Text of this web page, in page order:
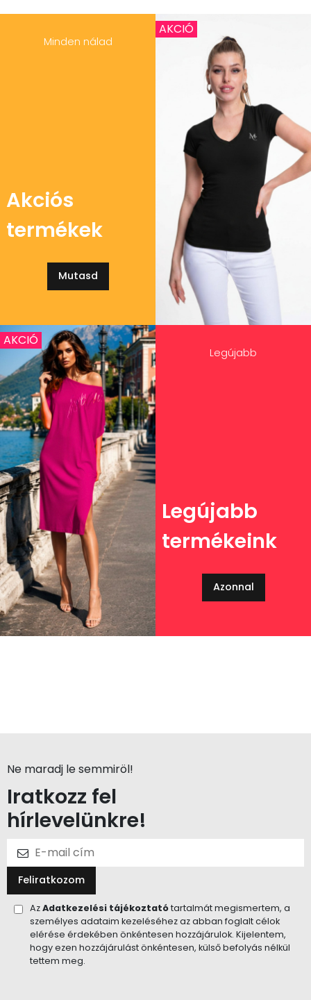
Minden nálad
Akciós
termékek
Mutasd
AKCIÓ
Legújabb
Legújabb
termékeink
Azonnal
AKCIÓ
Ne maradj le semmiröl!
Iratkozz fel
hírlevelünkre!
Feliratkozom
AzAdatkezelési tájékoztatótartalmát megismertem, a
személyes adataim kezeléséhez az abban foglalt célok
elérése érdekében önkéntesen hozzájárulok. Kijelentem,
hogy ezen hozzájárulást önkéntesen, külső befolyás nélkül
tettem meg.